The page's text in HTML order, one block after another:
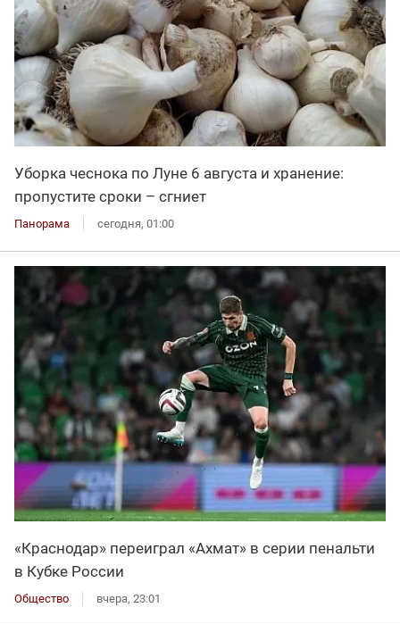
Уборка чеснока по Луне 6 августа и хранение:
пропустите сроки – сгниет
Панорама сегодня, 01:00
«Краснодар» переиграл «Ахмат» в серии пенальти
в Кубке России
Общество вчера, 23:01